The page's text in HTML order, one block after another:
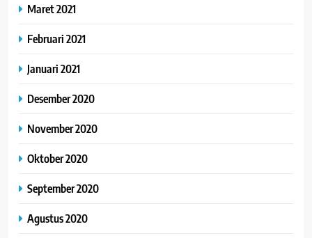
Maret 2021
Februari 2021
Januari 2021
Desember 2020
November 2020
Oktober 2020
September 2020
Agustus 2020